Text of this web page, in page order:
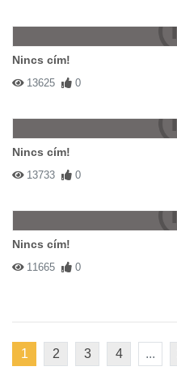
Nincs cím!
13625 0
Nincs cím!
13733 0
Nincs cím!
11665 0
1 2 3 4 ...